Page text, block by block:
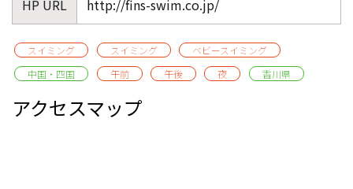
HP URL http://fins-swim.co.jp/
スイミング スイミング
ベビースイミング
中国・四国
午前 午後 夜 香川県
アクセスマップ